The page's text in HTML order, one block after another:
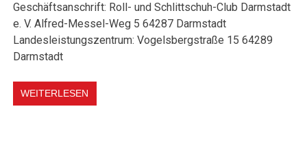
Geschäftsanschrift: Roll- und Schlittschuh-Club Darmstadt
e. V. Alfred-Messel-Weg 5 64287 Darmstadt
Landesleistungszentrum: Vogelsbergstraße 15 64289
Darmstadt
WEITERLESEN